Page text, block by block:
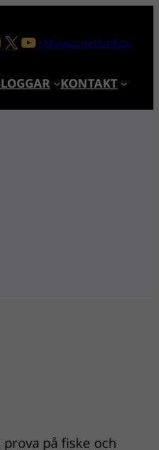
X YouTube
+MagazineFishEco
KONTAKT
på fiske och